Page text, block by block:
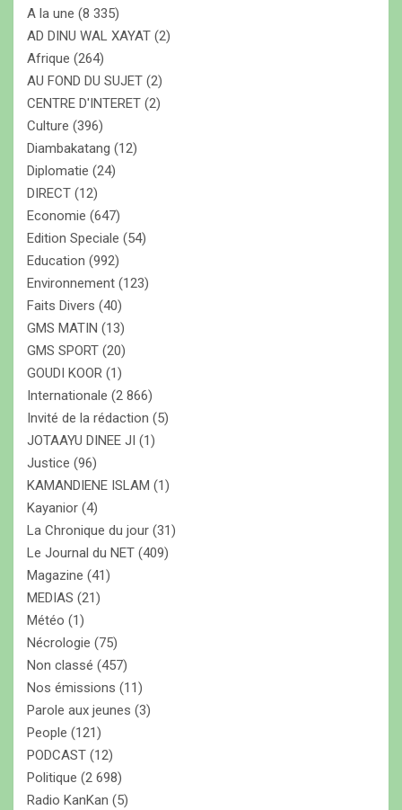
h
e
r
A la une (8 335)
AD DINU WAL XAYAT (2)
Afrique (264)
AU FOND DU SUJET (2)
CENTRE D'INTERET (2)
Culture (396)
Diambakatang (12)
Diplomatie (24)
DIRECT (12)
Economie (647)
Edition Speciale (54)
Education (992)
Environnement (123)
Faits Divers (40)
GMS MATIN (13)
GMS SPORT (20)
GOUDI KOOR (1)
Internationale (2 866)
Invité de la rédaction (5)
JOTAAYU DINEE JI (1)
Justice (96)
KAMANDIENE ISLAM (1)
Kayanior (4)
La Chronique du jour (31)
Le Journal du NET (409)
Magazine (41)
MEDIAS (21)
Météo (1)
Nécrologie (75)
Non classé (457)
Nos émissions (11)
Parole aux jeunes (3)
People (121)
PODCAST (12)
Politique (2 698)
Radio KanKan (5)